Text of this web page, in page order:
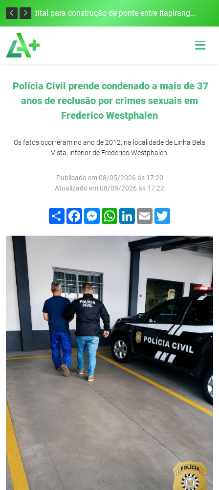
Edital para construção de ponte entre Itapiranga e Barra do Guarita deve ser lançado no segundo semestre
Polícia Civil prende condenado a mais de 37
anos de reclusão por crimes sexuais em
Frederico Westphalen
Os fatos ocorreram no ano de 2012, na localidade de Linha Bela
Vista, interior de Frederico Westphalen.
Publicado em 08/05/2026 às 17:20
Atualizado em 08/05/2026 às 17:22
Compartilhar
FacebookMessenger
WhatsApp
LinkedIn
Email